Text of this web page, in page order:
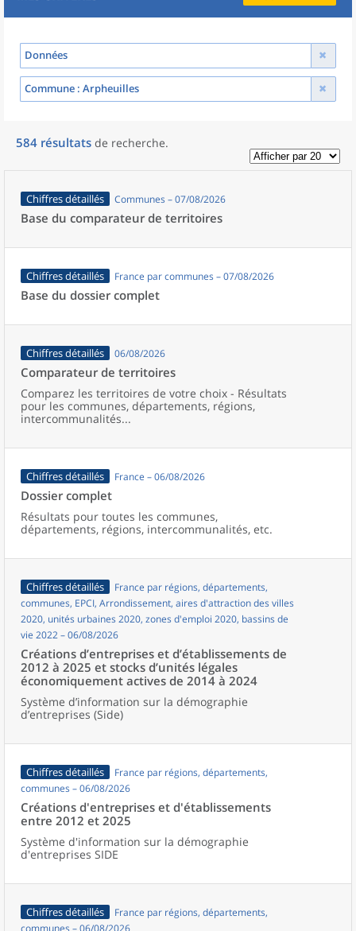
Données
Commune : Arpheuilles
584 résultats de recherche.
Chiffres détaillés Communes – 07/08/2026
Base du comparateur de territoires
Chiffres détaillés France par communes – 07/08/2026
Base du dossier complet
Chiffres détaillés 06/08/2026
Comparateur de territoires
Comparez les territoires de votre choix - Résultats
pour les communes, départements, régions,
intercommunalités...
Chiffres détaillés France – 06/08/2026
Dossier complet
Résultats pour toutes les communes,
départements, régions, intercommunalités, etc.
Chiffres détaillés
France par régions, départements,
communes, EPCI, Arrondissement, aires d'attraction des villes
2020, unités urbaines 2020, zones d'emploi 2020, bassins de
vie 2022 – 06/08/2026
Créations d’entreprises et d’établissements de
2012 à 2025 et stocks d’unités légales
économiquement actives de 2014 à 2024
Système d’information sur la démographie
d’entreprises (Side)
Chiffres détaillés
France par régions, départements,
communes – 06/08/2026
Créations d'entreprises et d'établissements
entre 2012 et 2025
Système d'information sur la démographie
d'entreprises SIDE
Chiffres détaillés
France par régions, départements,
communes – 06/08/2026